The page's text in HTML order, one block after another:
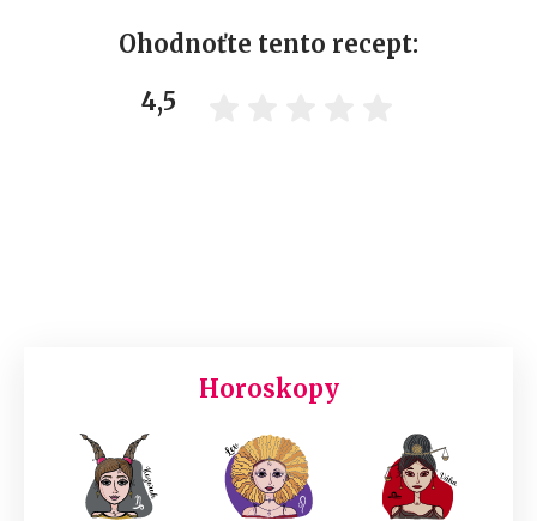
Ohodnoťte tento recept:
4,5
Horoskopy